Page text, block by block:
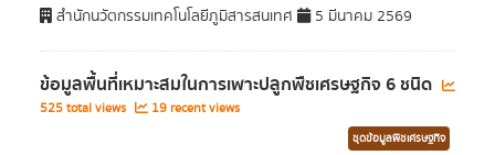
สำนักนวัตกรรมเทคโนโลยีภูมิสารสนเทศ 5 มีนาคม 2569
ข้อมูลพื้นที่เหมาะสมในการเพาะปลูกพืชเศรษฐกิจ 6 ชนิด
525 total views 19 recent views
ชุดข้อมูลพืชเศรษฐกิจ